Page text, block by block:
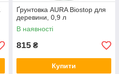
Ґрунтовка AURA Biostop для
деревини, 0,9 л
В наявності
815 ₴
Купити